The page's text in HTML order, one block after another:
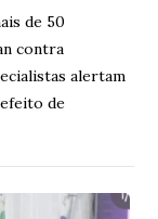
de 50
contra
alertam
de